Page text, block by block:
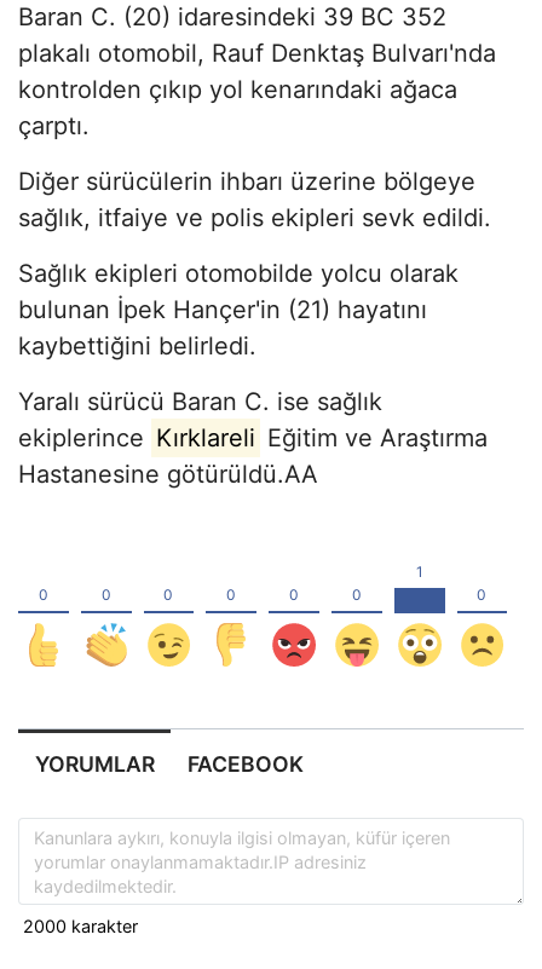
Baran C. (20) idaresindeki 39 BC 352
plakalı otomobil, Rauf Denktaş Bulvarı'nda
kontrolden çıkıp yol kenarındaki ağaca
çarptı.
Diğer sürücülerin ihbarı üzerine bölgeye
sağlık, itfaiye ve polis ekipleri sevk edildi.
Sağlık ekipleri otomobilde yolcu olarak
bulunan İpek Hançer'in (21) hayatını
kaybettiğini belirledi.
Yaralı sürücü Baran C. ise sağlık
ekiplerince Kırklareli Eğitim ve Araştırma
Hastanesine götürüldü.AA
YORUMLAR FACEBOOK